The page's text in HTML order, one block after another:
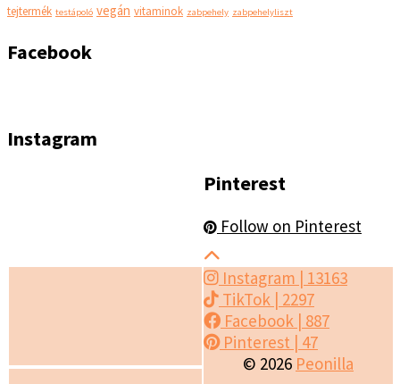
tejtermék testápoló vegán vitaminok zabpehely zabpehelyliszt
Facebook
Instagram
Pinterest
Follow on Pinterest
Instagram | 13163
TikTok | 2297
Facebook | 887
Pinterest | 47
© 2026 Peonilla